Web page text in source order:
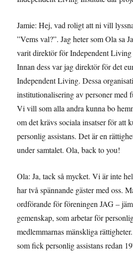
Jamie: Hej, vad roligt att ni vill
”Vems val?”. Jag heter som Ola sa
varit direktör för Independent Living
Innan dess var jag direktör för det
Independent Living. Dessa
institutionalisering av personer med
Vi vill som alla andra kunna bo
om det krävs sociala insatser för att
personlig assistans. Det är en
under samtalet. Ola, back to you!
Ola: Ja, tack så mycket. Vi är inte
har två spännande gäster med oss.
ordförande för föreningen JAG –
gemenskap, som arbetar för
medlemmarnas mänskliga
som fick personlig assistans redan